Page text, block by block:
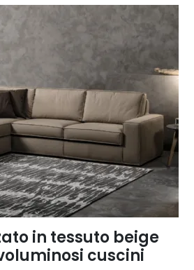
in tessuto beige
cuscini